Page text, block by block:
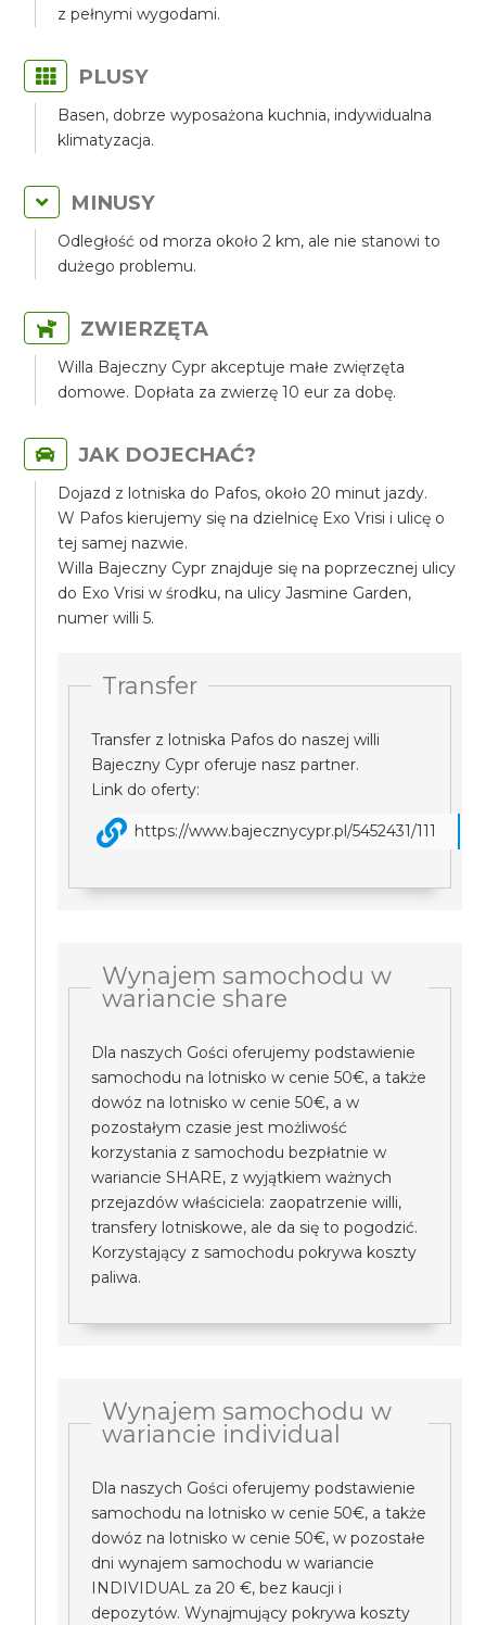
z pełnymi wygodami.
PLUSY
Basen, dobrze wyposażona kuchnia, indywidualna
klimatyzacja.
MINUSY
Odległość od morza około 2 km, ale nie stanowi to
dużego problemu.
ZWIERZĘTA
Willa Bajeczny Cypr akceptuje małe zwięrzęta
domowe. Dopłata za zwierzę 10 eur za dobę.
JAK DOJECHAĆ?
Dojazd z lotniska do Pafos, około 20 minut jazdy.
W Pafos kierujemy się na dzielnicę Exo Vrisi i ulicę o
tej samej nazwie.
Willa Bajeczny Cypr znajduje się na poprzecznej ulicy
do Exo Vrisi w środku, na ulicy Jasmine Garden,
numer willi 5.
Transfer
Transfer z lotniska Pafos do naszej willi
Bajeczny Cypr oferuje nasz partner.
Link do oferty:
https://www.bajecznycypr.pl/5452431/111
Wynajem samochodu w
wariancie share
Dla naszych Gości oferujemy podstawienie
samochodu na lotnisko w cenie 50€, a także
dowóz na lotnisko w cenie 50€, a w
pozostałym czasie jest możliwość
korzystania z samochodu bezpłatnie w
wariancie SHARE, z wyjątkiem ważnych
przejazdów właściciela: zaopatrzenie willi,
transfery lotniskowe, ale da się to pogodzić.
Korzystający z samochodu pokrywa koszty
paliwa.
Wynajem samochodu w
wariancie individual
Dla naszych Gości oferujemy podstawienie
samochodu na lotnisko w cenie 50€, a także
dowóz na lotnisko w cenie 50€, w pozostałe
dni wynajem samochodu w wariancie
INDIVIDUAL za 20 €, bez kaucji i
depozytów. Wynajmujący pokrywa koszty